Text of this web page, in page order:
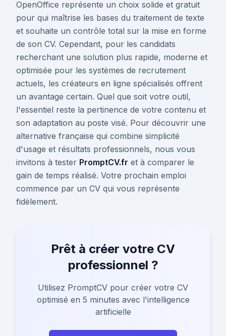
OpenOffice représente un choix solide et gratuit
pour qui maîtrise les bases du traitement de texte
et souhaite un contrôle total sur la mise en forme
de son CV. Cependant, pour les candidats
recherchant une solution plus rapide, moderne et
optimisée pour les systèmes de recrutement
actuels, les créateurs en ligne spécialisés offrent
un avantage certain. Quel que soit votre outil,
l'essentiel reste la pertinence de votre contenu et
son adaptation au poste visé. Pour découvrir une
alternative française qui combine simplicité
d'usage et résultats professionnels, nous vous
invitons à tester PromptCV.fr et à comparer le
gain de temps réalisé. Votre prochain emploi
commence par un CV qui vous représente
fidèlement.
Prêt à créer votre CV
professionnel ?
Utilisez PromptCV pour créer votre CV
optimisé en 5 minutes avec l'intelligence
artificielle